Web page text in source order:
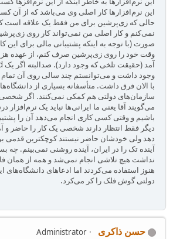
این نرم‌افزارها کار اصلی وی می‌باشد که از آن
حالی که زی‌پرشین برای من فقط یک علاقه است
نمی‌کنم و کار اصلی من نمی‌تواند کار روی
صورت (با توجه به اینکه پشتیبانی مالی برای این
وقت خود را روی زی‌پرشین صرف کنم، از عهده
وجود داشت و می‌توانستم چند سالی روی آن
با الان فرق داشت. متأسفانه بسیاری از
سازمان‌های دولتی هم کمکی نمی‌کنند. اگر شخصی
می‌گویند آقا یعنی ما ایرانی‌ها نباید یک
باشیم و وقتی کسی کاری انجام می‌دهد آن را
دیگر فقط انتظار دارند شخصی یک کار را حاضر و
دهد ولی خودشان حاضر نیستند کوچکترین قدمی
آینده تک را در ایران، آینده روشنی نمی‌بینم. چه
نداشت هیچ تلاشی انجام نمی‌شد و همه از همان
هنوز استفاده می‌کردند اما ادعاهای دانشگاه‌های
دولتی گوش فلک را کر می‌کرد.
حسن ذاکری
Administrator